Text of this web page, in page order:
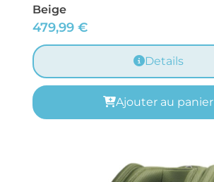
Beige
479,99 €
Details
Ajouter au panier